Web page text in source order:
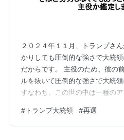
２０２４年１１月、トランプさ
かりしても圧倒的な強さで大統
だからです。 主役のため、彼の
ルを抜いて圧倒的な強さで大統領
すなわち、この世の中は一種の
り広げられているとのこと。劇で
場人物が存在し、それは大きく
# トランプ大統領 #再選